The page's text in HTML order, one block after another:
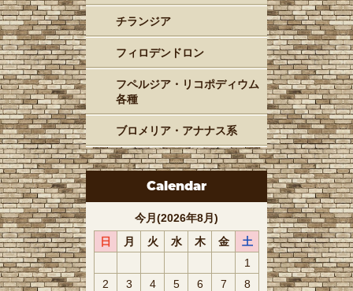
チランジア
フィロデンドロン
フペルジア・リコポディウム
各種
ブロメリア・アナナス系
Calendar
今月(2026年8月)
日
月 火 水 木 金
土
1
2
3 4 5 6 7
8